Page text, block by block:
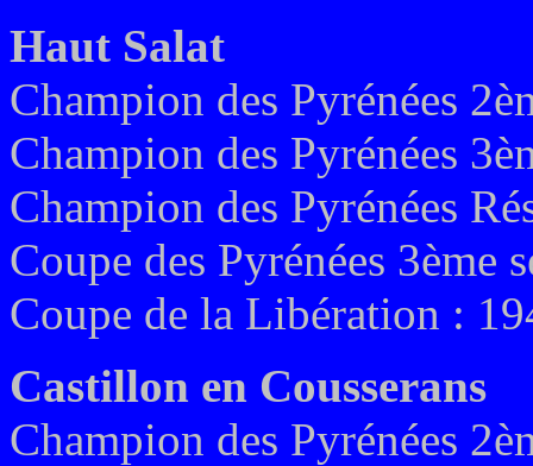
Haut Salat
Champion des Pyrénées
Champion des Pyrénées
Champion des Pyrénées
Coupe des Pyrénées 3ème
Coupe de la Libération :
Castillon en Cousserans
Champion des Pyrénées